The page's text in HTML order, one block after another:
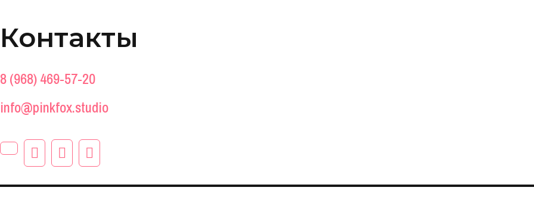
Контакты
8 (968) 469-57-20
info@pinkfox.studio